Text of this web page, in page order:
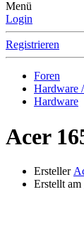
Menü
Login
Registrieren
Foren
Hardware
Hardware
Acer
Ersteller
Erstellt am